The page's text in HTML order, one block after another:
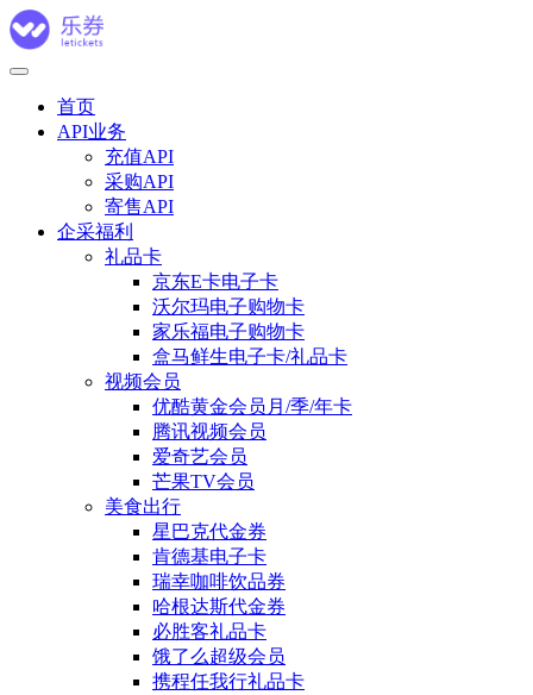
首页
API业务
充值API
采购API
寄售API
企采福利
礼品卡
京东E卡电子卡
沃尔玛电子购物卡
家乐福电子购物卡
盒马鲜生电子卡/礼品卡
视频会员
优酷黄金会员月/季/年卡
腾讯视频会员
爱奇艺会员
芒果TV会员
美食出行
星巴克代金券
肯德基电子卡
瑞幸咖啡饮品券
哈根达斯代金券
必胜客礼品卡
饿了么超级会员
携程任我行礼品卡